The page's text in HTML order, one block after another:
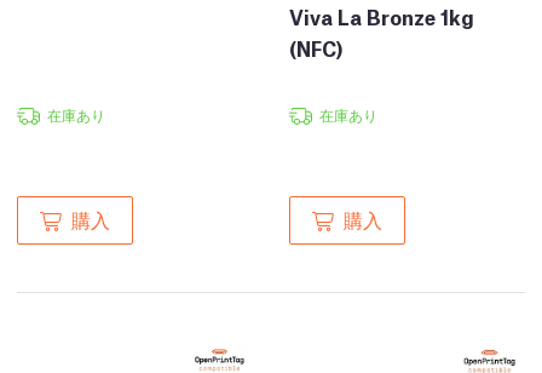
在庫あり
購入
Viva La Bronze 1kg
(NFC)
在庫あり
購入